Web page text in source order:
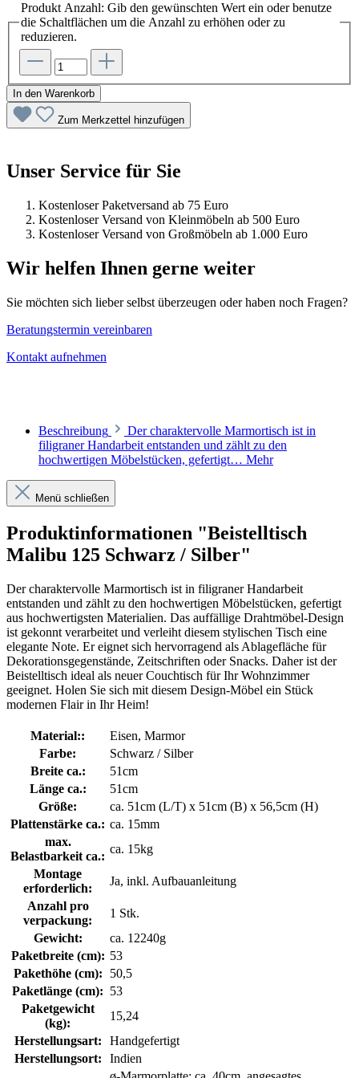
Produkt Anzahl: Gib den gewünschten Wert ein oder benutze
die Schaltflächen um die Anzahl zu erhöhen oder zu
reduzieren.
In den Warenkorb
Zum Merkzettel hinzufügen
Unser Service für Sie
Kostenloser Paketversand ab 75 Euro
Kostenloser Versand von Kleinmöbeln ab 500 Euro
Kostenloser Versand von Großmöbeln ab 1.000 Euro
Wir helfen Ihnen gerne weiter
Sie möchten sich lieber selbst überzeugen oder haben noch Fragen?
Beratungstermin vereinbaren
Kontakt aufnehmen
Beschreibung
Der charaktervolle Marmortisch ist in
filigraner Handarbeit entstanden und zählt zu den
hochwertigen Möbelstücken, gefertigt… Mehr
Menü schließen
Produktinformationen "Beistelltisch
Malibu 125 Schwarz / Silber"
Der charaktervolle Marmortisch ist in filigraner Handarbeit
entstanden und zählt zu den hochwertigen Möbelstücken, gefertigt
aus hochwertigsten Materialien. Das auffällige Drahtmöbel-Design
ist gekonnt verarbeitet und verleiht diesem stylischen Tisch eine
elegante Note. Er eignet sich hervorragend als Ablagefläche für
Dekorationsgegenstände, Zeitschriften oder Snacks. Daher ist der
Beistelltisch ideal als neuer Couchtisch für Ihr Wohnzimmer
geeignet. Holen Sie sich mit diesem Design-Möbel ein Stück
modernen Flair in Ihr Heim!
Material::
Eisen, Marmor
Farbe:
Schwarz / Silber
Breite ca.:
51cm
Länge ca.:
51cm
Größe:
ca. 51cm (L/T) x 51cm (B) x 56,5cm (H)
Plattenstärke ca.: ca. 15mm
max.
Belastbarkeit ca.:
ca. 15kg
Montage
erforderlich:
Ja, inkl. Aufbauanleitung
Anzahl pro
verpackung:
1 Stk.
Gewicht:
ca. 12240g
Paketbreite (cm): 53
Pakethöhe (cm):
50,5
Paketlänge (cm): 53
Paketgewicht
(kg):
15,24
Herstellungsart:
Handgefertigt
Herstellungsort:
Indien